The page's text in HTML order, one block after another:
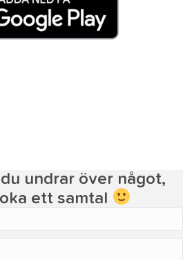
undrar över något,
ett samtal